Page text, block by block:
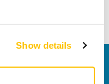
Show details